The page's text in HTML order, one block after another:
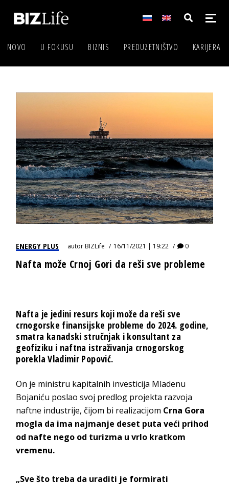
NOVO U FOKUSU BIZNIS PREDUZETNIŠTVO KARIJERA
ENERGY PLUS autorBIZLife 16/11/2021 | 19:22 0
Nafta može Crnoj Gori da reši sve probleme
Nafta je jedini resurs koji može da reši sve
crnogorske finansijske probleme do 2024. godine,
smatra kanadski stručnjak i konsultant za
geofiziku i naftna istraživanja crnogorskog
porekla Vladimir Popović.
On je ministru kapitalnih investicija Mladenu
Bojaniću poslao svoj predlog projekta razvoja
naftne industrije, čijom bi realizacijom Crna Gora
mogla da ima najmanje deset puta veći prihod
od nafte nego od turizma u vrlo kratkom
vremenu.
„Sve što treba da uraditi je formirati